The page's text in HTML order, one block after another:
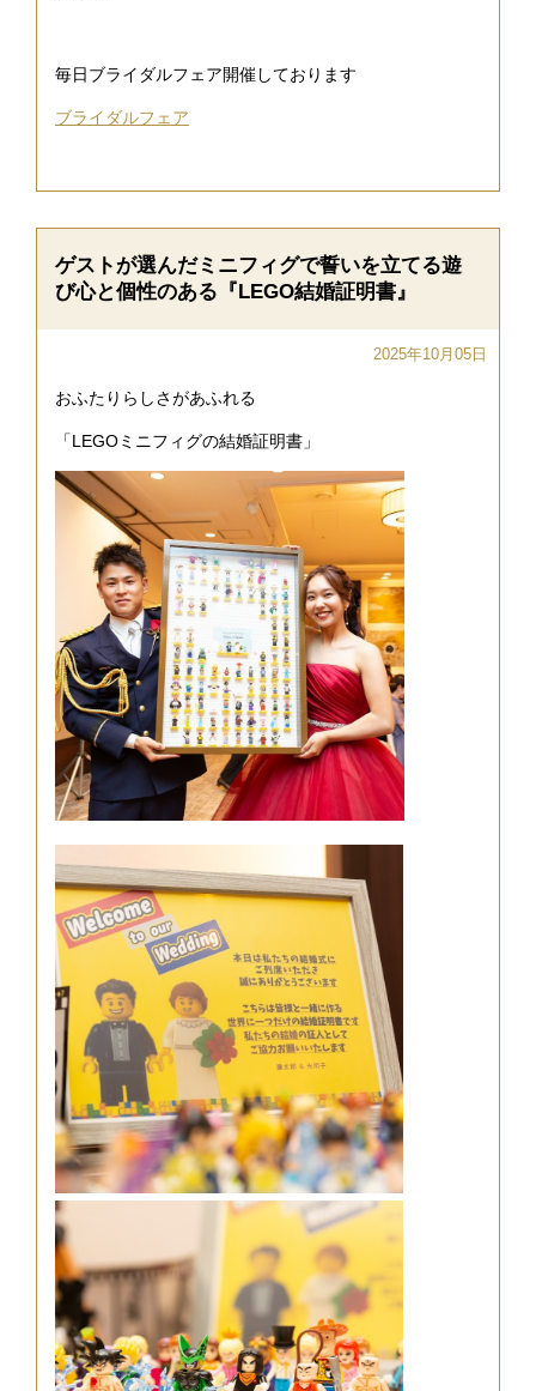
毎日ブライダルフェア開催しております
ブライダルフェア
ゲストが選んだミニフィグで誓いを立てる遊
び心と個性のある『LEGO結婚証明書』
2025年10月05日
おふたりらしさがあふれる
「LEGOミニフィグの結婚証明書」